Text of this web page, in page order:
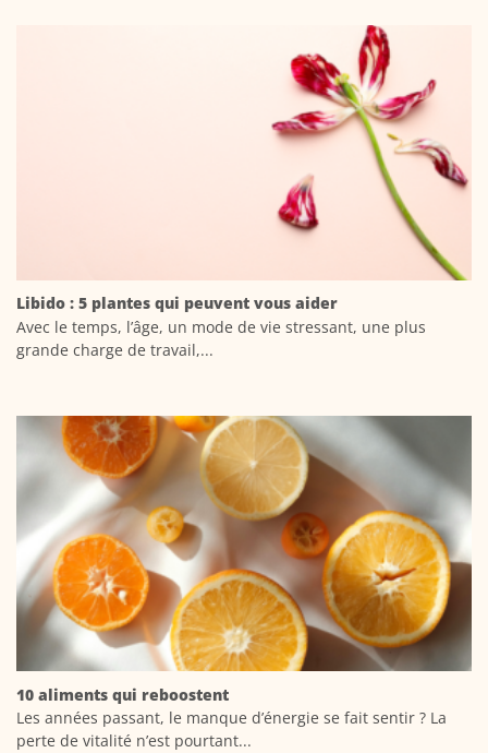
Libido : 5 plantes qui peuvent vous aider
Avec le temps, l’âge, un mode de vie stressant, une plus
grande charge de travail,...
10 aliments qui reboostent
Les années passant, le manque d’énergie se fait sentir ? La
perte de vitalité n’est pourtant...